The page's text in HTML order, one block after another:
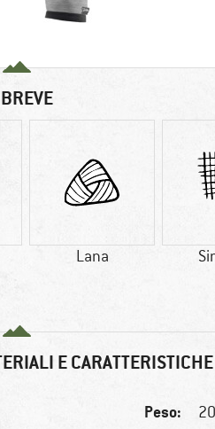
Lana
E CARATTERISTICHE
Peso: